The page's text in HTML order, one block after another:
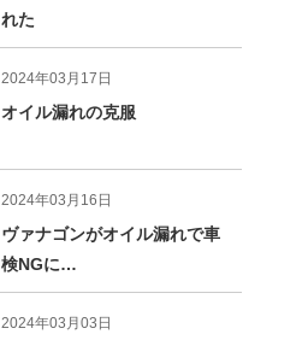
れた
2024年03月17日
オイル漏れの克服
2024年03月16日
ヴァナゴンがオイル漏れで車
検NGに…
2024年03月03日